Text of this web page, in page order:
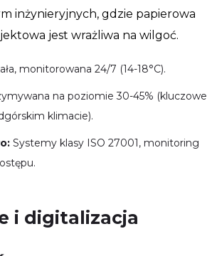
inżynieryjnych, gdzie papierowa
jest wrażliwa na wilgoć.
monitorowana 24/7 (14-18°C).
na poziomie 30-45% (kluczowe
klimacie).
Systemy klasy ISO 27001, monitoring
i digitalizacja